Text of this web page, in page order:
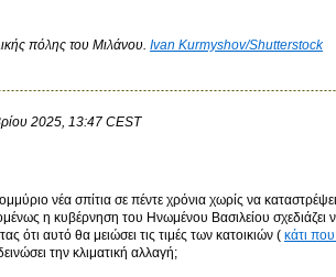
πόλης του Μιλάνου. Ivan Kurmyshov/Shutterstock
2025, 13:47 CEST
νέα σπίτια σε πέντε χρόνια χωρίς να
η κυβέρνηση του Ηνωμένου Βασιλείου σχεδιάζει
ότι αυτό θα μειώσει τις τιμές των κατοικιών ( κάτι
την κλιματική αλλαγή;